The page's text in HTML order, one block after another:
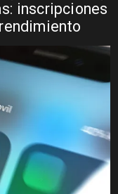
inscripciones